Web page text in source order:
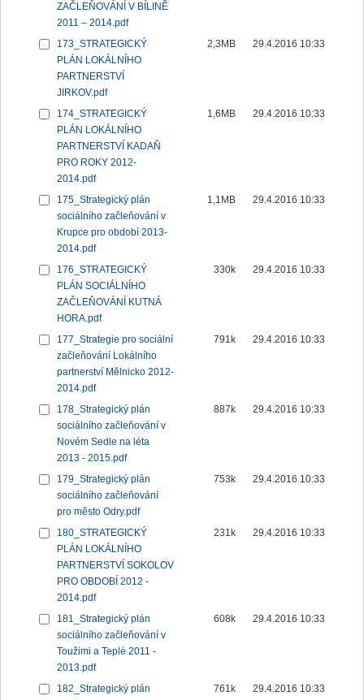
ZAČLEŇOVÁNÍ V BÍLINĚ
2011 – 2014.pdf
173_STRATEGICKÝ
PLÁN LOKÁLNÍHO
PARTNERSTVÍ
JIRKOV.pdf
2,3MB 29.4.2016 10:33
174_STRATEGICKÝ
PLÁN LOKÁLNÍHO
PARTNERSTVÍ KADAŇ
PRO ROKY 2012-
2014.pdf
1,6MB 29.4.2016 10:33
175_Strategický plán
sociálního začleňování v
Krupce pro období 2013-
2014.pdf
1,1MB 29.4.2016 10:33
176_STRATEGICKÝ
PLÁN SOCIÁLNÍHO
ZAČLEŇOVÁNÍ KUTNÁ
HORA.pdf
330k 29.4.2016 10:33
177_Strategie pro sociální
začleňování Lokálního
partnerství Mělnicko 2012-
2014.pdf
791k 29.4.2016 10:33
178_Strategický plán
sociálního začleňování v
Novém Sedle na léta
2013 - 2015.pdf
887k 29.4.2016 10:33
179_Strategický plán
sociálního začleňování
pro město Odry.pdf
753k 29.4.2016 10:33
180_STRATEGICKÝ
PLÁN LOKÁLNÍHO
PARTNERSTVÍ SOKOLOV
PRO OBDOBÍ 2012 -
2014.pdf
231k 29.4.2016 10:33
181_Strategický plán
sociálního začleňování v
Toužimi a Teplé 2011 -
2013.pdf
608k 29.4.2016 10:33
182_Strategický plán
761k 29.4.2016 10:33